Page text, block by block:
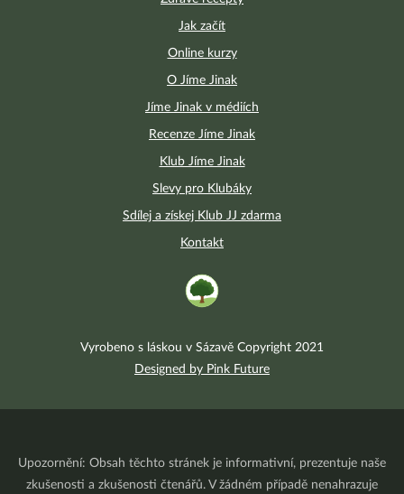
Jak začít
Online kurzy
O Jíme Jinak
Jíme Jinak v médiích
Recenze Jíme Jinak
Klub Jíme Jinak
Slevy pro Klubáky
Sdílej a získej Klub JJ zdarma
Kontakt
Vyrobeno s láskou v Sázavě Copyright 2021
Designed by Pink Future
Upozornění: Obsah těchto stránek je informativní, prezentuje naše
zkušenosti a zkušenosti čtenářů. V žádném případě nenahrazuje